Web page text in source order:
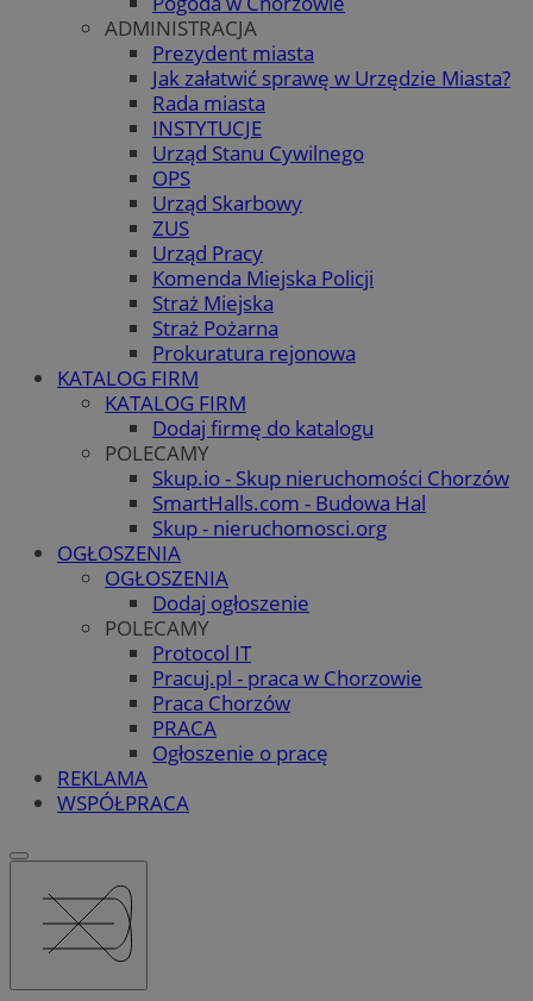
ADMINISTRACJA
Prezydent miasta
Jak załatwić sprawę w Urzędzie Miasta?
Rada miasta
INSTYTUCJE
Urząd Stanu Cywilnego
OPS
Urząd Skarbowy
ZUS
Urząd Pracy
Komenda Miejska Policji
Straż Miejska
Straż Pożarna
Prokuratura rejonowa
KATALOG FIRM
KATALOG FIRM
Dodaj firmę do katalogu
POLECAMY
Skup.io - Skup nieruchomości Chorzów
SmartHalls.com - Budowa Hal
Skup - nieruchomosci.org
OGŁOSZENIA
OGŁOSZENIA
Dodaj ogłoszenie
POLECAMY
Protocol IT
Pracuj.pl - praca w Chorzowie
Praca Chorzów
PRACA
Ogłoszenie o pracę
REKLAMA
WSPÓŁPRACA